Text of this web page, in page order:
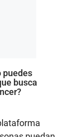
puedes
busca